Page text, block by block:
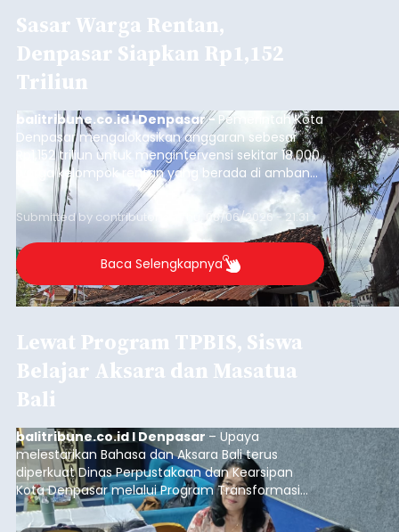
Sasar Warga Rentan,
Denpasar Siapkan Rp1,152
Triliun
balitribune.co.id I Denpasar - Pemerintah Kota
Denpasar mengalokasikan anggaran sebesar
Rp1,152 triliun untuk mengintervensi sekitar 18.000
warga kelompok rentan yang berada di ambang
garis kemiskinan. Langkah strategis ini diambil
guna menjaga masyarakat yang berada pada
kelompok desil 5 dan 6 tersebut agar tidak
merosot ke kategori miskin.
Submitted by contributor Thu, 08/06/2026 - 21:31
Baca Selengkapnya
Lewat Program TPBIS, Siswa
Belajar Aksara dan Masatua
Bali
balitribune.co.id I Denpasar – Upaya
melestarikan Bahasa dan Aksara Bali terus
diperkuat Dinas Perpustakaan dan Kearsipan
Kota Denpasar melalui Program Transformasi
Perpustakaan Berbasis Inklusi Sosial (TPBIS).
Tahun ini, sebanyak 63 siswa kelas IV dan V SD